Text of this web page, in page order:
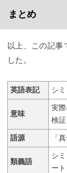
まとめ
以上、この記事
した。
英語表記 シ
意味
実
検証
語源 「
類義語
シ
ート